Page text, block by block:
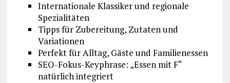
Internationale Klassiker und regionale
Spezialitäten
Tipps für Zubereitung, Zutaten und
Variationen
Perfekt für Alltag, Gäste und Familienessen
SEO-Fokus-Keyphrase: „Essen mit F“
natürlich integriert